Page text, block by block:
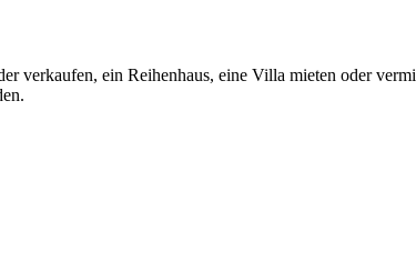
verkaufen, ein Reihenhaus, eine Villa mieten oder